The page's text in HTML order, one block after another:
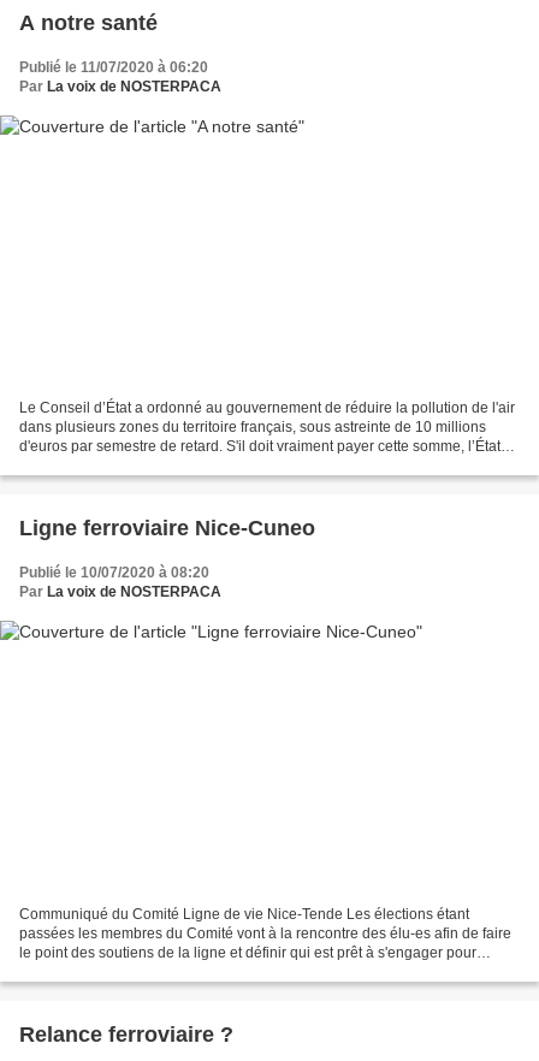
A notre santé
Publié le 11/07/2020 à 06:20
Par La voix de NOSTERPACA
Le Conseil d’État a ordonné au gouvernement de réduire la pollution de l'air
dans plusieurs zones du territoire français, sous astreinte de 10 millions
d'euros par semestre de retard. S'il doit vraiment payer cette somme, l’État
Ligne ferroviaire Nice-Cuneo
Publié le 10/07/2020 à 08:20
Par La voix de NOSTERPACA
Communiqué du Comité Ligne de vie Nice-Tende Les élections étant
passées les membres du Comité vont à la rencontre des élu-es afin de faire
le point des soutiens de la ligne et définir qui est prêt à s'engager pour
Relance ferroviaire ?